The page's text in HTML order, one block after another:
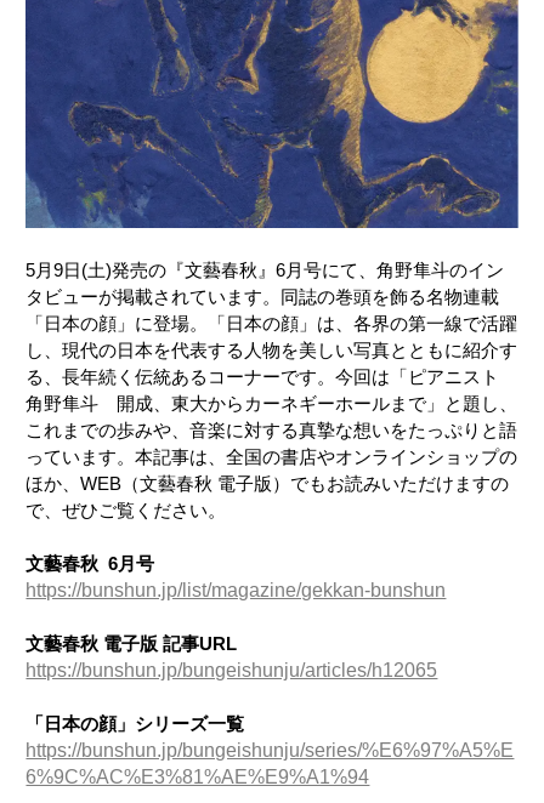
5月9日(土)発売の『文藝春秋』6月号にて、角野隼斗のイン
タビューが掲載されています。同誌の巻頭を飾る名物連載
「日本の顔」に登場。「日本の顔」は、各界の第一線で活躍
し、現代の日本を代表する人物を美しい写真とともに紹介す
る、長年続く伝統あるコーナーです。今回は「ピアニスト
角野隼斗 開成、東大からカーネギーホールまで」と題し、
これまでの歩みや、音楽に対する真摯な想いをたっぷりと語
っています。本記事は、全国の書店やオンラインショップの
ほか、WEB（文藝春秋 電子版）でもお読みいただけますの
で、ぜひご覧ください。
文藝春秋 6月号
https://bunshun.jp/list/magazine/gekkan-bunshun
文藝春秋 電子版 記事URL
https://bunshun.jp/bungeishunju/articles/h12065
「日本の顔」シリーズ一覧
https://bunshun.jp/bungeishunju/series/%E6%97%A5%E
6%9C%AC%E3%81%AE%E9%A1%94